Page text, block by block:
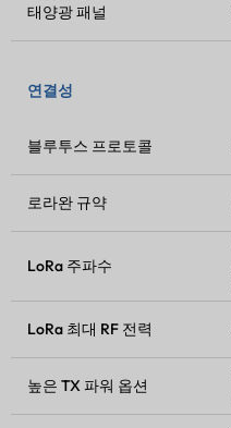
태양광 패널
연결성
블루투스 프로토콜
로라완 규약
LoRa 주파수
LoRa 최대 RF 전력
높은 TX 파워 옵션